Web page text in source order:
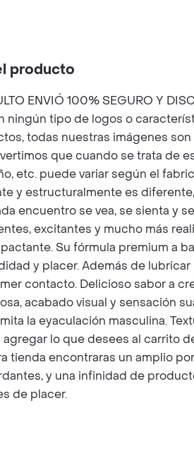
producto
ENVIÓ 100% SEGURO Y
ningún tipo de logos o
todas nuestras imágenes
que cuando se trata de
etc. puede variar según el
y estructuralmente es
encuentro se vea, se sienta y
excitantes y mucho más
Su fórmula premium a
y placer. Además de
contacto. Delicioso sabor a
acabado visual y sensación
la eyaculación masculina.
lo que desees al carrito de
tienda encontraras un amplio
y una infinidad de
de placer.